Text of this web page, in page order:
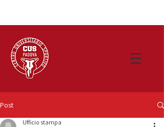
Post
Ufficio stampa